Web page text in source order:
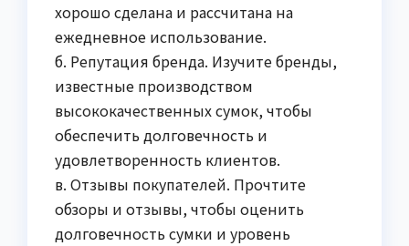
хорошо сделана и рассчитана на
ежедневное использование.
б. Репутация бренда. Изучите бренды,
известные производством
высококачественных сумок, чтобы
обеспечить долговечность и
удовлетворенность клиентов.
в. Отзывы покупателей. Прочтите
обзоры и отзывы, чтобы оценить
долговечность сумки и уровень